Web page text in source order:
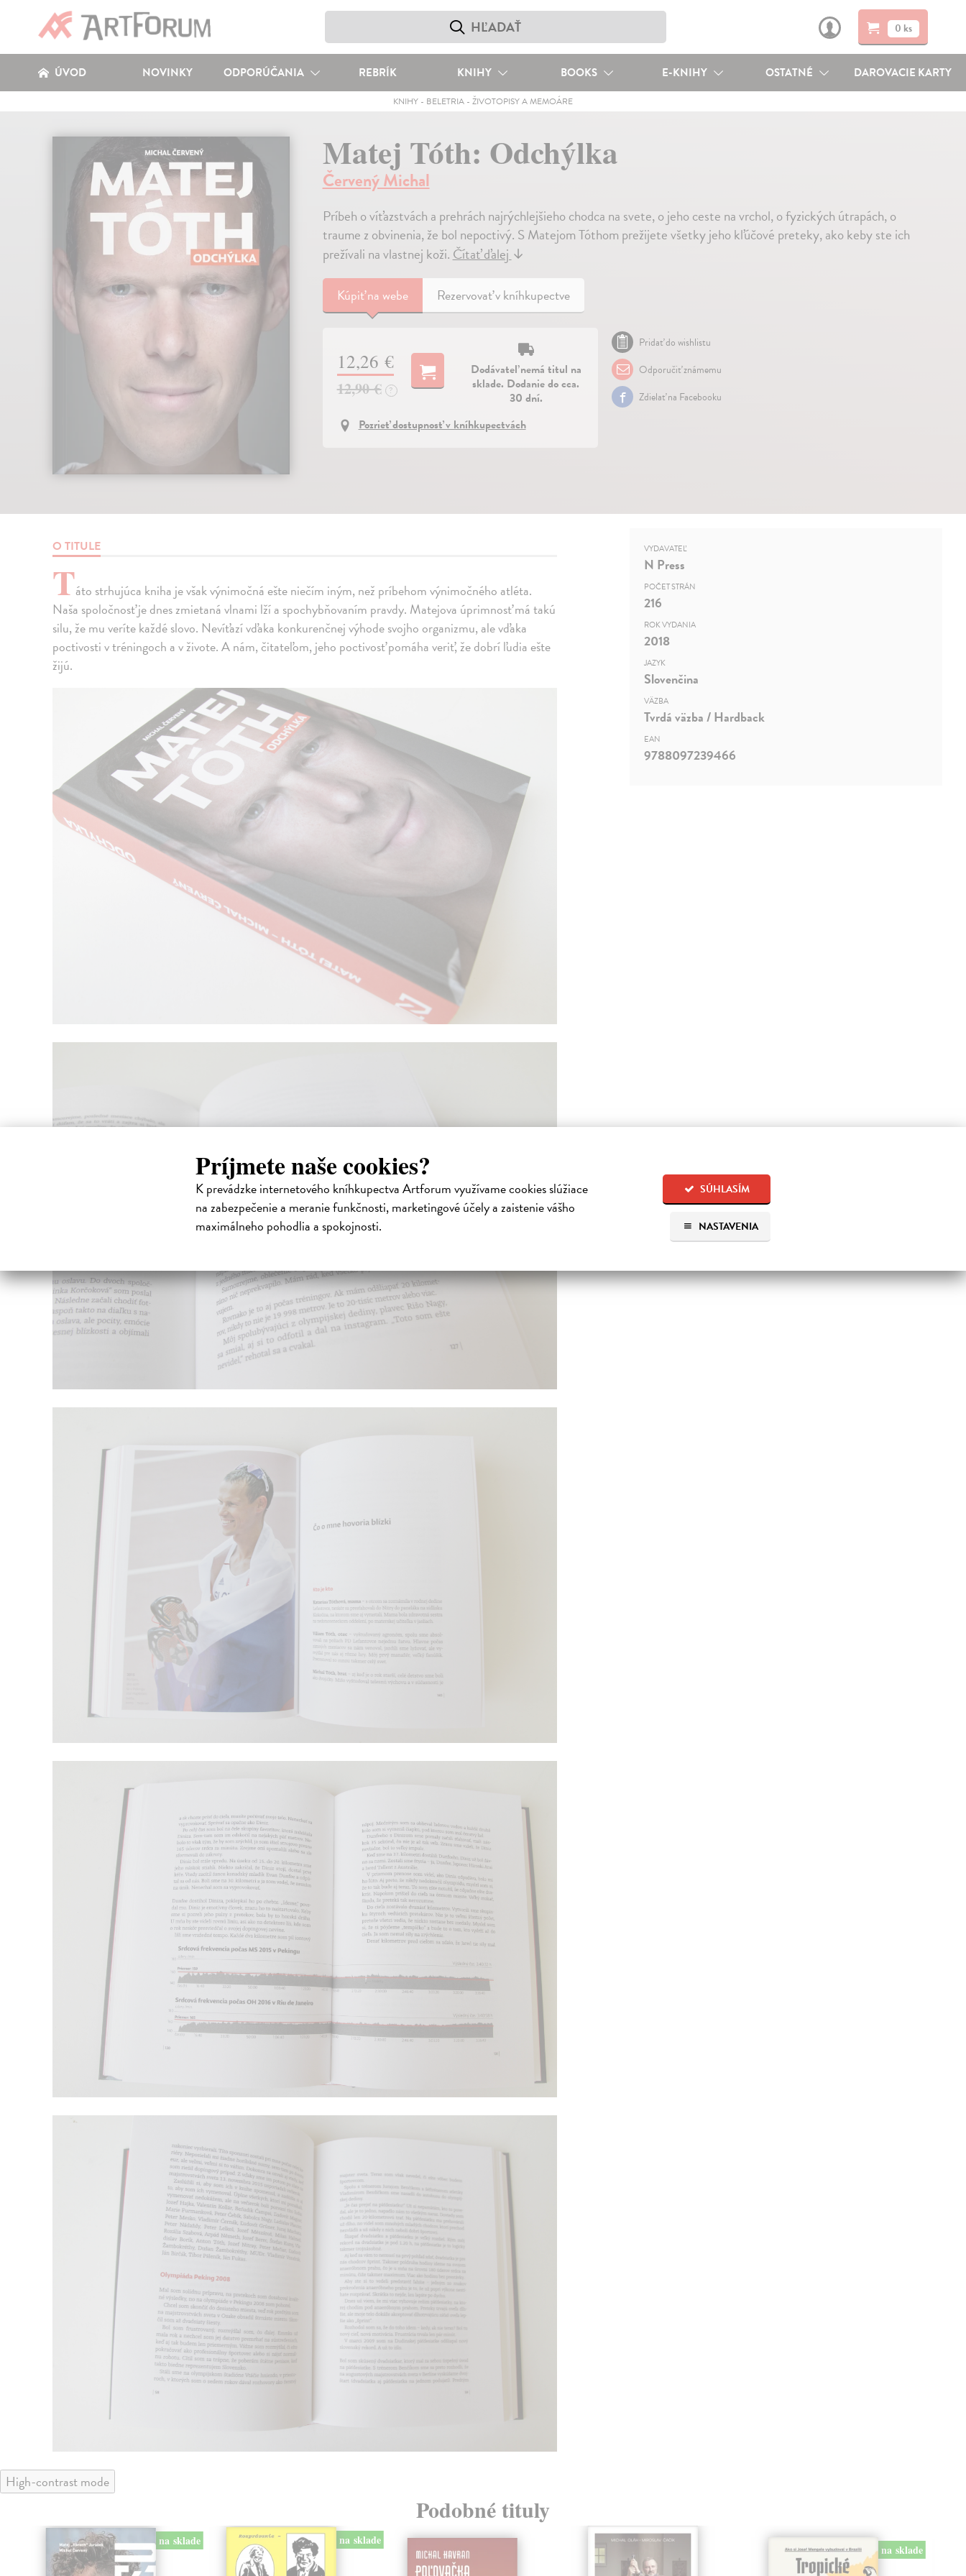
Príjmete naše cookies?
K prevádzke internetového kníhkupectva Artforum využívame cookies slúžiace
na zabezpečenie a meranie funkčnosti, marketingové účely a zaistenie vášho
maximálneho pohodlia a spokojnosti.
SÚHLASÍM
NASTAVENIA
0 ks
ÚVOD NOVINKY ODPORÚČANIA REBRÍK KNIHY BOOKS E-KNIHY OSTATNÉ DAROVACIE KARTY
KNIHY- BELETRIA- ŽIVOTOPISY A MEMOÁRE
Matej Tóth: Odchýlka
Červený Michal
Príbeh o víťazstvách a prehrách najrýchlejšieho chodca na svete, o jeho ceste na vrchol, o fyzických útrapách, o
traume z obvinenia, že bol nepoctivý. S Matejom Tóthom prežijete všetky jeho kľúčové preteky, ako keby ste ich
prežívali na vlastnej koži.Čítať ďalej↓
Kúpiťna webe Rezervovať v kníhkupectve
12,26 €
12,90 € ?
Dodávateľ nemá titul na
sklade. Dodanie do cca.
30 dní.
Pozrieť dostupnosť v kníhkupectvách
Pridať do wishlistu
Odporučiť známemu
Zdielať na Facebooku
O TITULE
Táto strhujúca kniha je však výnimočná ešte niečím iným, než príbehom výnimočného atléta.
Naša spoločnosť je dnes zmietaná vlnami lží a spochybňovaním pravdy. Matejova úprimnosť má takú
silu, že mu veríte každé slovo. Nevíťazí vďaka konkurenčnej výhode svojho organizmu, ale vďaka
poctivosti v tréningoch a v živote. A nám, čitateľom, jeho poctivosť pomáha veriť, že dobrí ľudia ešte
žijú.
VYDAVATEĽ
N Press
POČET STRÁN
216
ROK VYDANIA
2018
JAZYK
Slovenčina
VÄZBA
Tvrdá väzba / Hardback
EAN
9788097239466
High-contrast mode
Podobné tituly
na sklade na sklade
na sklade